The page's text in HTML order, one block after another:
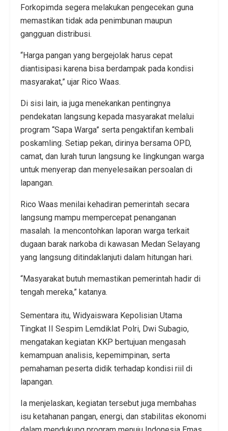
Forkopimda segera melakukan pengecekan guna
memastikan tidak ada penimbunan maupun
gangguan distribusi.
“Harga pangan yang bergejolak harus cepat
diantisipasi karena bisa berdampak pada kondisi
masyarakat,” ujar Rico Waas.
Di sisi lain, ia juga menekankan pentingnya
pendekatan langsung kepada masyarakat melalui
program “Sapa Warga” serta pengaktifan kembali
poskamling. Setiap pekan, dirinya bersama OPD,
camat, dan lurah turun langsung ke lingkungan warga
untuk menyerap dan menyelesaikan persoalan di
lapangan.
Rico Waas menilai kehadiran pemerintah secara
langsung mampu mempercepat penanganan
masalah. Ia mencontohkan laporan warga terkait
dugaan barak narkoba di kawasan Medan Selayang
yang langsung ditindaklanjuti dalam hitungan hari.
“Masyarakat butuh memastikan pemerintah hadir di
tengah mereka,” katanya.
Sementara itu, Widyaiswara Kepolisian Utama
Tingkat II Sespim Lemdiklat Polri, Dwi Subagio,
mengatakan kegiatan KKP bertujuan mengasah
kemampuan analisis, kepemimpinan, serta
pemahaman peserta didik terhadap kondisi riil di
lapangan.
Ia menjelaskan, kegiatan tersebut juga membahas
isu ketahanan pangan, energi, dan stabilitas ekonomi